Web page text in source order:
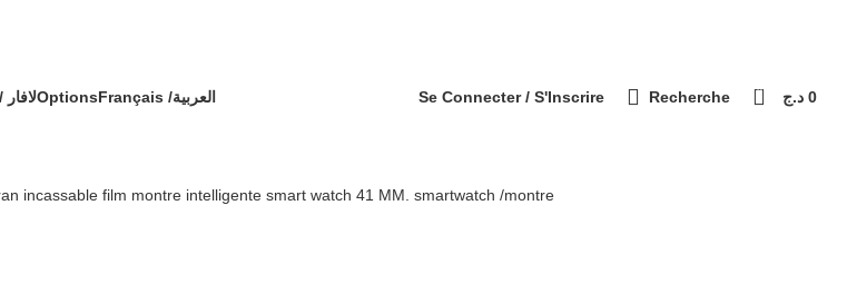
L’affaire / لافارOptionsFrançais /العربية Se Connecter / S'Inscrire Recherche 0 0 د.ج
incassable film montre intelligente smart watch 41 MM. smartwatch /montre